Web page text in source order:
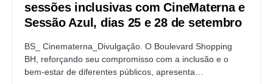
sessões inclusivas com CineMaterna e
Sessão Azul, dias 25 e 28 de setembro
BS_ Cinematerna_Divulgação. O Boulevard Shopping
BH, reforçando seu compromisso com a inclusão e o
bem-estar de diferentes públicos, apresenta…